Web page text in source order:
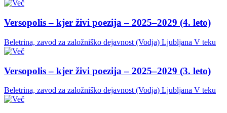
Versopolis – kjer živi poezija – 2025–2029 (4. leto)
Beletrina, zavod za založniško dejavnost (Vodja) Ljubljana V teku
Versopolis – kjer živi poezija – 2025–2029 (3. leto)
Beletrina, zavod za založniško dejavnost (Vodja) Ljubljana V teku